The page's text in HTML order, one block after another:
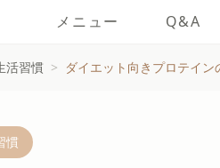
メニュー Q&A
活習慣 > ダイエット向きプロテイ
慣